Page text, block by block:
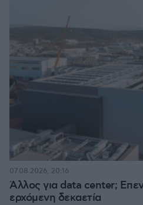
Άλλος για data center;
ερχόμενη δεκαετία
07.08.2026, 20:16